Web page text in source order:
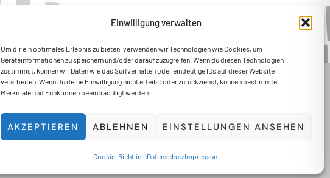
Einwilligung verwalten
Um dir ein optimales Erlebnis zu bieten, verwenden wir Technologien wie Cookies, um
Geräteinformationen zu speichern und/oder darauf zuzugreifen. Wenn du diesen Technologien
zustimmst, können wir Daten wie das Surfverhalten oder eindeutige IDs auf dieser Website
verarbeiten. Wenn du deine Einwilligung nicht erteilst oder zurückziehst, können bestimmte
Merkmale und Funktionen beeinträchtigt werden.
AKZEPTIEREN ABLEHNEN EINSTELLUNGEN ANSEHEN
Cookie-RichtlinieDatenschutzImpressum